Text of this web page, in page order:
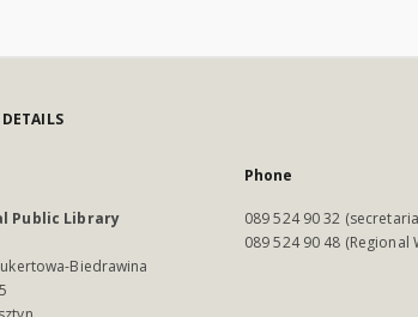
Public Library
Biedrawina
Phone
089 524 90 32
089 524 90 48 (Regional